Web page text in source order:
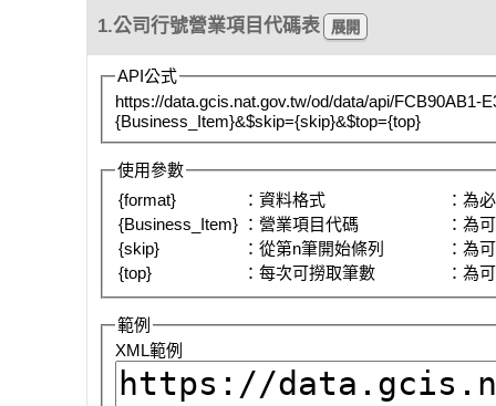
1.公司行號營業項目代碼表
API公式
https://data.gcis.nat.gov.tw/od/data/api/FCB90AB1-
{Business_Item}&$skip={skip}&$top={top}
使用參數
{format}
：資料格式
：為
{Business_Item} ：營業項目代碼
：為
{skip}
：從第n筆開始條列
：為
{top}
：每次可撈取筆數 ：為
範例
XML範例